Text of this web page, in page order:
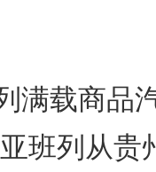
载商品
班列从贵